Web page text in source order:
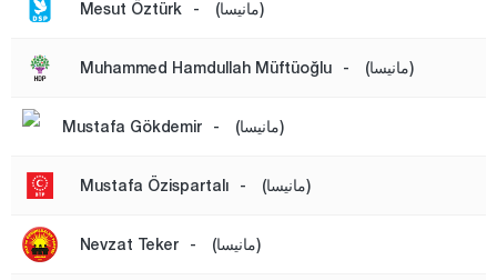
مرسين
موش
نيفشهير
أوردو
عثمانية
Mesut Öztürk - (مانيسا)
Muhammed Hamdullah Müftüoğlu - (مانيسا)
Mustafa Gökdemir - (مانيسا)
Mustafa Özispartalı - (مانيسا)
Nevzat Teker - (مانيسا)